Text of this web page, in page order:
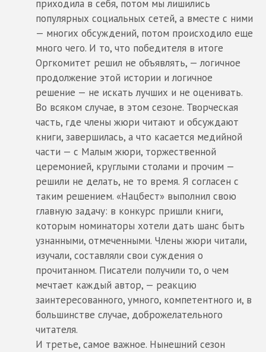
приходила в себя, потом мы лишились
популярных социальных сетей, а вместе с ними
— многих обсуждений, потом происходило еще
много чего. И то, что победителя в итоге
Оргкомитет решил не объявлять, — логичное
продолжение этой истории и логичное
решение — не искать лучших и не оценивать.
Во всяком случае, в этом сезоне. Творческая
часть, где члены жюри читают и обсуждают
книги, завершилась, а что касается медийной
части — с Малым жюри, торжественной
церемонией, круглыми столами и прочим —
решили не делать, не то время. Я согласен с
таким решением. «Нацбест» выполнил свою
главную задачу: в конкурс пришли книги,
которым номинаторы хотели дать шанс быть
узнанными, отмеченными. Члены жюри читали,
изучали, составляли свои суждения о
прочитанном. Писатели получили то, о чем
мечтает каждый автор, — реакцию
заинтересованного, умного, компетентного и, в
большинстве случае, доброжелательного
читателя.
И третье, самое важное. Нынешний сезон